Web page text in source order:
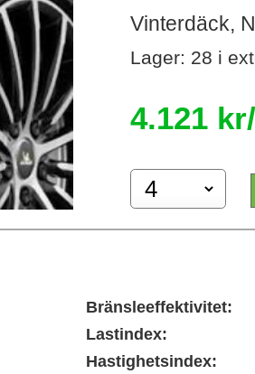
Vinterdäck,
Lager: 28 i
4.121
Bränsleeffektivitet:
Lastindex:
Hastighetsindex: